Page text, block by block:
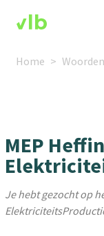
Home
MEP
Je hebt gezocht op